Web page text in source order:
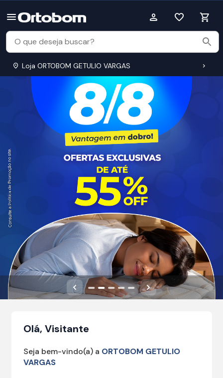
Loja ORTOBOM GETULIO VARGAS
Anterior Próximo
Olá, Visitante
Seja bem-vindo(a) a ORTOBOM GETULIO
VARGAS